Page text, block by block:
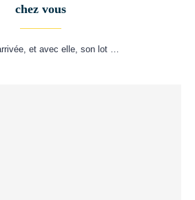
chez vous
et avec elle, son lot …